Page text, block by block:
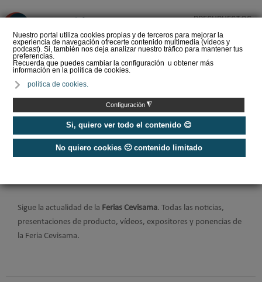
Nuestro portal utiliza cookies propias y de terceros para mejorar la
experiencia de navegación ofrecerte contenido multimedia (vídeos y
podcast). Si, también nos deja analizar nuestro tráfico para mantener tus
preferencias.
Recuerda que puedes cambiar la configuración u obtener más
información en la política de cookies.
política de cookies.
Configuración ◮
Si, quiero ver todo el contenido 😊
No quiero cookies 🙁 contenido limitado
PRESUPUESTOS
cohesión social y
construcción sos…
Ferias / Feria Cevisama
Sigue la actualidad de la Ferias Cevisama. Todas las noticias,
presentaciones de producto, vídeos, expositores y ponencias de
la Feria Cevisama.